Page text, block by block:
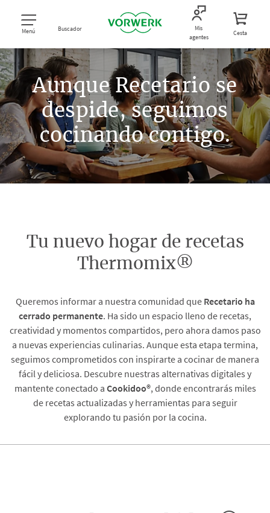
Menú Buscador
Mis
agentes
Cesta
Aunque Recetario se
despide, seguimos
cocinando contigo.
Tu nuevo hogar de recetas
Thermomix®
Queremos informar a nuestra comunidad que Recetario ha
cerrado permanente. Ha sido un espacio lleno de recetas,
creatividad y momentos compartidos, pero ahora damos paso
a nuevas experiencias culinarias. Aunque esta etapa termina,
seguimos comprometidos con inspirarte a cocinar de manera
fácil y deliciosa. Descubre nuestras alternativas digitales y
mantente conectado a Cookidoo®, donde encontrarás miles
de recetas actualizadas y herramientas para seguir
explorando tu pasión por la cocina.